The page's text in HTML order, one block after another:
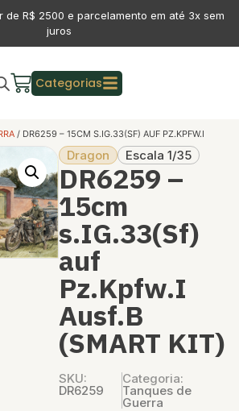
de R$ 2500 e parcelamento em até 3x sem
juros
Categorias
/ DR6259 – 15CM S.IG.33(SF) AUF PZ.KPFW.I
Dragon Escala 1/35
DR6259 –
15cm
s.IG.33(Sf)
auf
Pz.Kpfw.I
Ausf.B
(SMART KIT)
SKU:
DR6259
Categoria:
Tanques de
Guerra